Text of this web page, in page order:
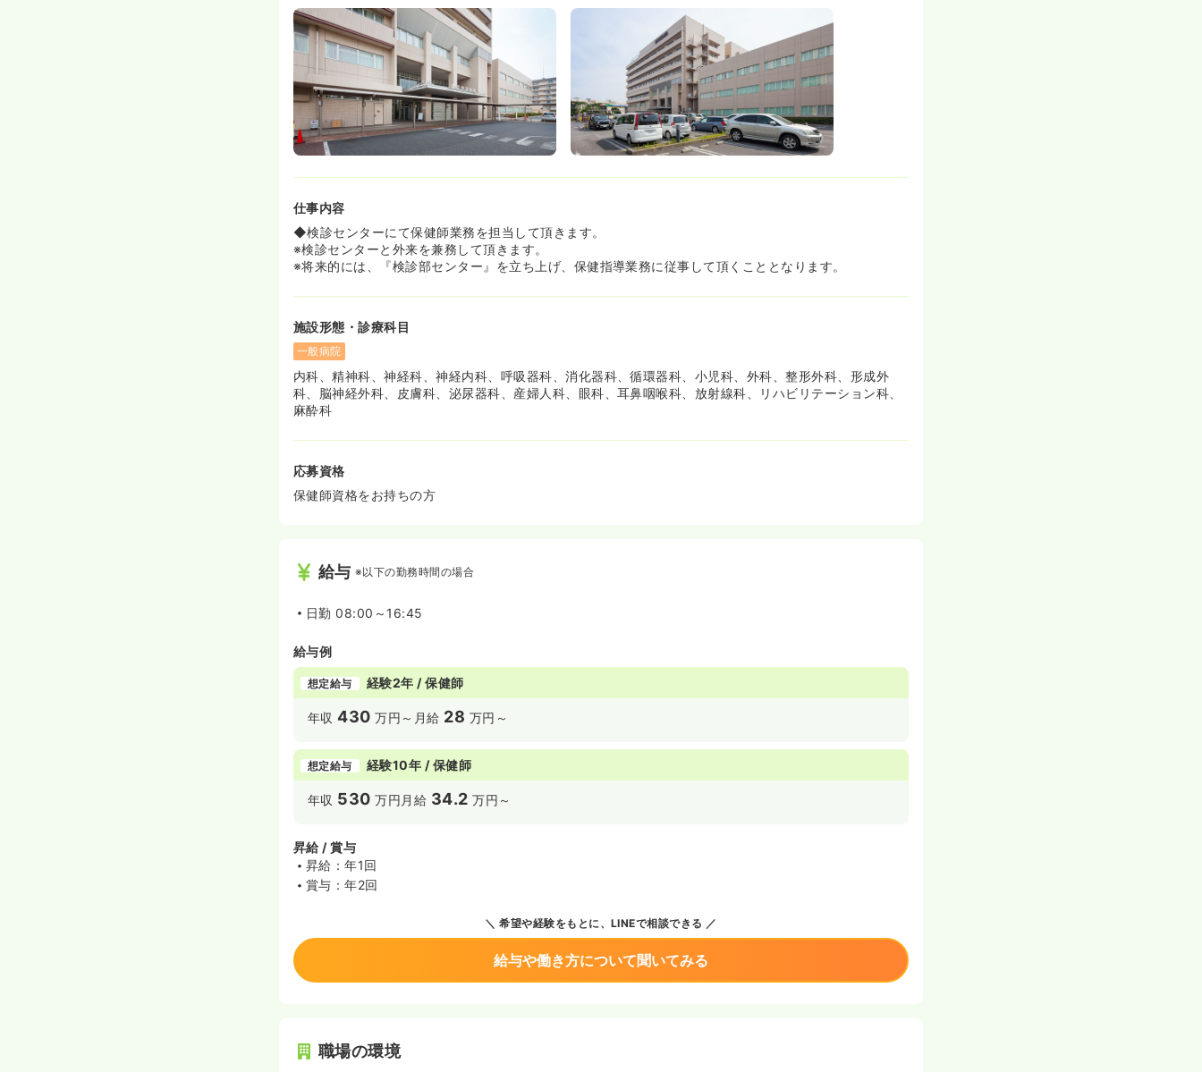
仕事内容
◆検診センターにて保健師業務を担当して頂きます。
※検診センターと外来を兼務して頂きます。
※将来的には、『検診部センター』を立ち上げ、保健指導業務に従事して頂くこととなります。
施設形態・診療科目
一般病院
内科、精神科、神経科、神経内科、呼吸器科、消化器科、循環器科、小児科、外科、整形外科、形成外
科、脳神経外科、皮膚科、泌尿器科、産婦人科、眼科、耳鼻咽喉科、放射線科、リハビリテーション科、
麻酔科
応募資格
保健師資格をお持ちの方
給与 ※以下の勤務時間の場合
日勤 08:00～16:45
給与例
想定給与 経験2年 / 保健師
年収430 万円～ 月給 28 万円～
想定給与 経験10年 / 保健師
年収 530 万円 月給 34.2 万円～
昇給 / 賞与
昇給：年1回
賞与：年2回
希望や経験をもとに、LINEで相談できる
給与や働き方について聞いてみる
職場の環境